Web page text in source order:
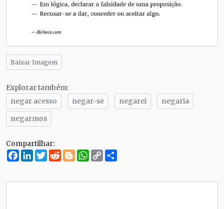
Baixar Imagem
Explorar também:
negar acesso
negar-se negarei
negaria
negarmos
Compartilhar:
Facebook
LinkedIn
Twitter
RedditBloggerWhatsApp
Copy
Link